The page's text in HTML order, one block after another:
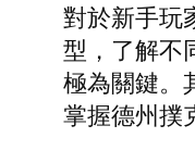
對於新手玩
型，了解不
極為關鍵。
掌握德州撲